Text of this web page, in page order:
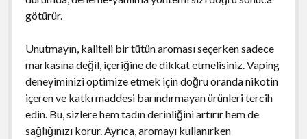
götürür.
Unutmayın, kaliteli bir tütün aroması seçerken sadece
markasına değil, içeriğine de dikkat etmelisiniz. Vaping
deneyiminizi optimize etmek için doğru oranda nikotin
içeren ve katkı maddesi barındırmayan ürünleri tercih
edin. Bu, sizlere hem tadın derinliğini artırır hem de
sağlığınızı korur. Ayrıca, aromayı kullanırken